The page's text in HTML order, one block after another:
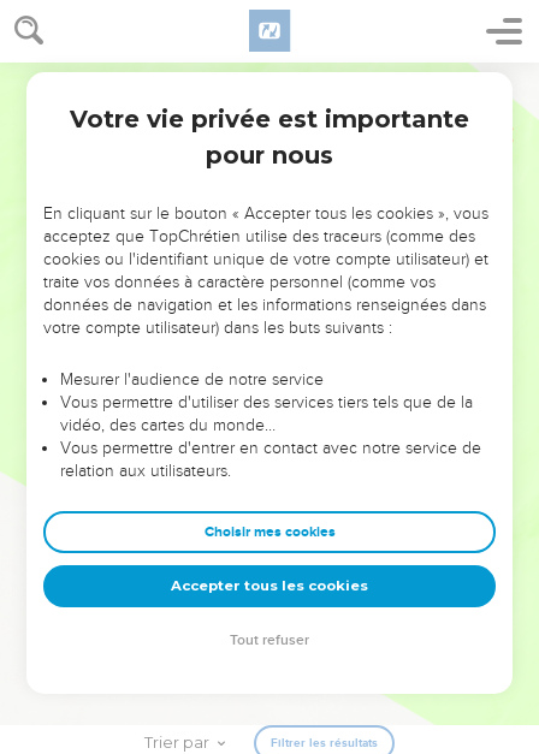
NE MANQUEZ PAS L’ÉVÉNEMENT
DE L’ANNÉE !
ET SI LEURS ERREURS POUVAIENT VOUS ÉVITER LES
VOTRES ?
leur foi ou leur vision. Mais on voit moins les doutes, les erreurs
et les saisons difficiles qu'ils ont traversés, alors même que ce
sont elles qui les ont façonnés.
Dans cette conférence, leaders, entrepreneurs, et responsables
clés pour avancer avec plus de sagesse afin que leurs erreurs
deviennent vos tremplins. Que vous guidiez un ministère, une
équipe, un groupe ou une famille, leur expérience est faite
pour vous.
Trier par Filtrer les résultats
Votre vie privée est importante
pour nous
En cliquant sur le bouton « Accepter tous les cookies », vous
acceptez que TopChrétien utilise des traceurs (comme des
cookies ou l'identifiant unique de votre compte utilisateur) et
traite vos données à caractère personnel (comme vos
données de navigation et les informations renseignées dans
votre compte utilisateur) dans les buts suivants :
Mesurer l'audience de notre service
Vous permettre d'utiliser des services tiers tels que de la
vidéo, des cartes du monde…
Vous permettre d'entrer en contact avec notre service de
relation aux utilisateurs.
Choisir mes cookies
Accepter tous les cookies
Tout refuser